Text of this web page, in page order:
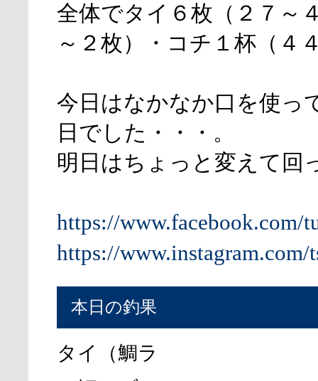
全体でタイ６枚（２７～
～２枚）・コチ１杯（４
今日はなかなか口を使っ
日でした・・・。
明日はちょっと変えて回
https://www.facebook.com/
https://www.instagram.com/
本日の釣果
タイ（鯛ラ